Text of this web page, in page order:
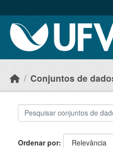
Conjuntos de
Ordenar por